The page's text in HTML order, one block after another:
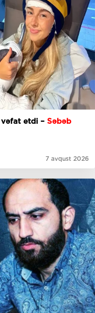
vəfat etdi – Səbəb
7 avqust 2026